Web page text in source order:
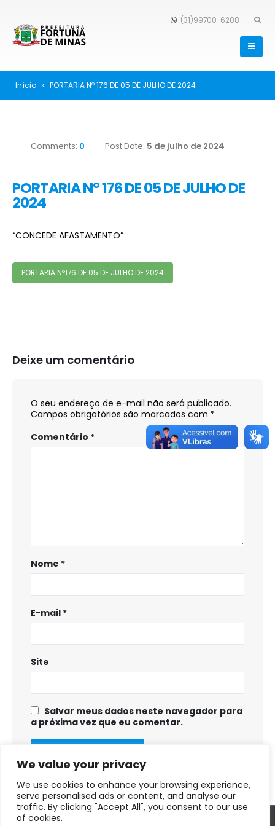
We value your privacy
We use cookies to enhance your browsing experience,
serve personalised ads or content, and analyse our
traffic. By clicking "Accept All", you consent to our use
of cookies.
(31)99700-6208
Início » PORTARIA Nº 176 DE 05 DE JULHO DE 2024
Comments: 0 Post Date: 5 de julho de 2024
PORTARIA Nº 176 DE 05 DE JULHO DE
2024
“CONCEDE AFASTAMENTO”
PORTARIA Nº176 DE 05 DE JULHO DE 2024
Deixe um comentário
O seu endereço de e-mail não será publicado.
Campos obrigatórios são marcados com *
Comentário *
Nome *
E-mail *
Site
Salvar meus dados neste navegador para
a próxima vez que eu comentar.
Copyright © 2025 - 2028. Prefeitura Municipal de Fortuna de Minas